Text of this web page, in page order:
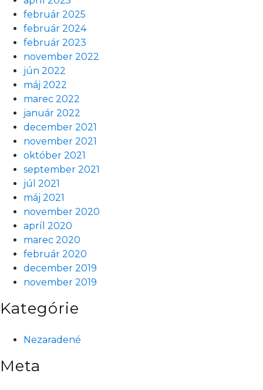
február 2025
február 2024
február 2023
november 2022
jún 2022
máj 2022
marec 2022
január 2022
december 2021
november 2021
október 2021
september 2021
júl 2021
máj 2021
november 2020
apríl 2020
marec 2020
február 2020
december 2019
november 2019
Kategórie
Nezaradené
Meta